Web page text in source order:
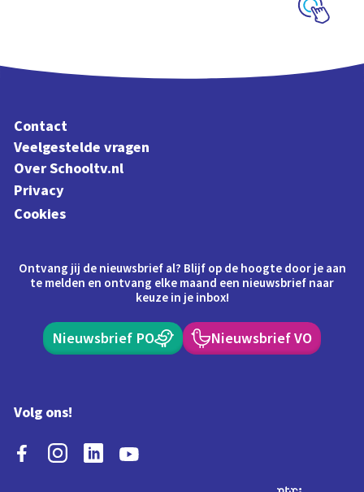
Contact
Veelgestelde vragen
Over Schooltv.nl
Privacy
Cookies
Ontvang jij de nieuwsbrief al? Blijf op de hoogte door je aan
te melden en ontvang elke maand een nieuwsbrief naar
keuze in je inbox!
Nieuwsbrief PO Nieuwsbrief VO
Volg ons!